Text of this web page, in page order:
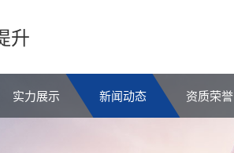
升
实力展示 新闻动态 资质荣誉